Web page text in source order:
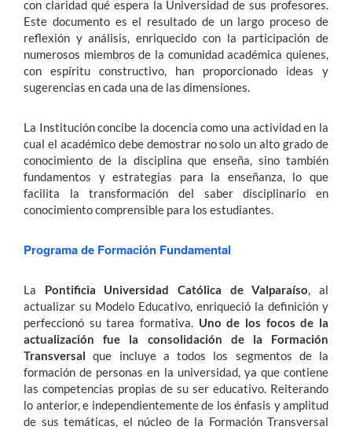
con claridad qué espera la Universidad de sus profesores.
Este documento es el resultado de un largo proceso de
reflexión y análisis, enriquecido con la participación de
numerosos miembros de la comunidad académica quienes,
con espíritu constructivo, han proporcionado ideas y
sugerencias en cada una de las dimensiones.
La Institución concibe la docencia como una actividad en la
cual el académico debe demostrar no solo un alto grado de
conocimiento de la disciplina que enseña, sino también
fundamentos y estrategias para la enseñanza, lo que
facilita la transformación del saber disciplinario en
conocimiento comprensible para los estudiantes.
Programa de Formación Fundamental
La Pontificia Universidad Católica de Valparaíso, al
actualizar su Modelo Educativo, enriqueció la definición y
perfeccionó su tarea formativa. Uno de los focos de la
actualización fue la consolidación de la Formación
Transversal que incluye a todos los segmentos de la
formación de personas en la universidad, ya que contiene
las competencias propias de su ser educativo. Reiterando
lo anterior, e independientemente de los énfasis y amplitud
de sus temáticas, el núcleo de la Formación Transversal